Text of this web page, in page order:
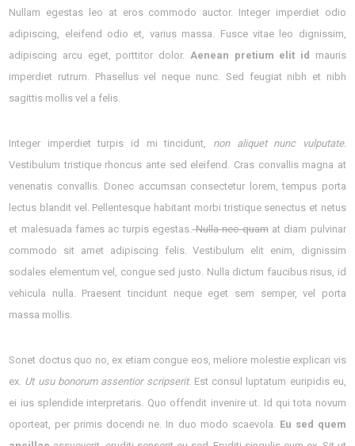
Nullam egestas leo at eros commodo auctor. Integer imperdiet odio
adipiscing, eleifend odio et, varius massa. Fusce vitae leo dignissim,
adipiscing arcu eget, porttitor dolor. Aenean pretium elit id
mauris
imperdiet rutrum. Phasellus vel neque nunc. Sed feugiat nibh et nibh
sagittis mollis vel a felis.
Integer imperdiet turpis id mi tincidunt, non aliquet nunc vulputate.
Vestibulum tristique rhoncus ante sed eleifend. Cras convallis magna at
venenatis convallis. Donec accumsan consectetur lorem, tempus porta
lectus blandit vel. Pellentesque habitant morbi tristique senectus et netus
et malesuada fames ac turpis egestas.Nulla nec quamat diam pulvinar
commodo sit amet adipiscing felis. Vestibulum elit enim, dignissim
sodales elementum vel, congue sed justo. Nulla dictum faucibus risus, id
vehicula nulla. Praesent tincidunt neque eget sem semper, vel porta
massa mollis.
Sonet doctus quo no, ex etiam congue eos, meliore molestie explicari vis
ex. Ut usu bonorum assentior scripserit. Est consul luptatum euripidis eu,
ei ius splendide interpretaris. Quo offendit invenire ut. Id qui tota novum
oporteat, per primis docendi ne. In duo modo scaevola. Eu sed quem